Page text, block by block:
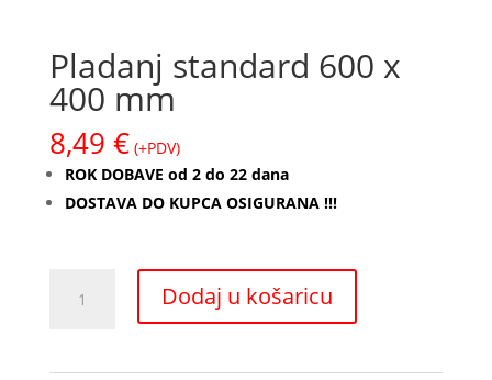
Pladanj standard 600 x
400 mm
8,49 € (+PDV)
ROK DOBAVE od 2 do 22 dana
DOSTAVA DO KUPCA OSIGURANA !!!
standard
Dodaj u košaricu